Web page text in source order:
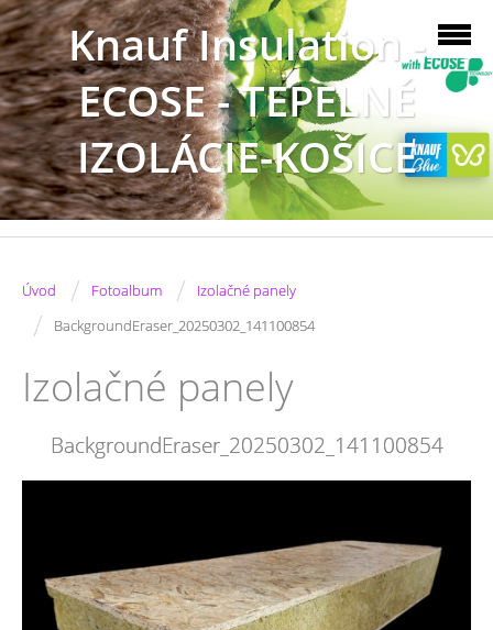
Knauf Insulation -
ECOSE - TEPELNÉ
IZOLÁCIE-KOŠICE
Úvod / Fotoalbum / Izolačné panely
/ BackgroundEraser_20250302_141100854
Izolačné panely
BackgroundEraser_20250302_141100854